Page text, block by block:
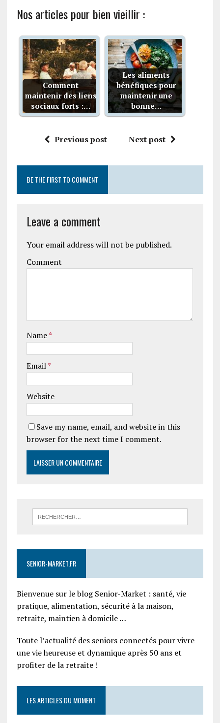
Nos articles pour bien vieillir :
Comment
maintenir des liens
sociaux forts :…
Les aliments
bénéfiques pour
maintenir une
bonne…
Previous post Next post
BE THE FIRST TO COMMENT
Leave a comment
Your email address will not be published.
Comment
Name*
Email*
Website
Save my name, email, and website in this
browser for the next time I comment.
SENIOR-MARKET.FR
Bienvenue sur le blog Senior-Market : santé, vie
pratique, alimentation, sécurité à la maison,
retraite, maintien à domicile …
Toute l’actualité des seniors connectés pour vivre
une vie heureuse et dynamique après 50 ans et
profiter de la retraite !
LES ARTICLES DU MOMENT